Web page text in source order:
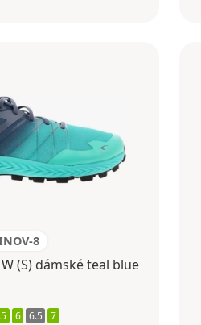
8
(S) dámské teal blue
6 6.5 7